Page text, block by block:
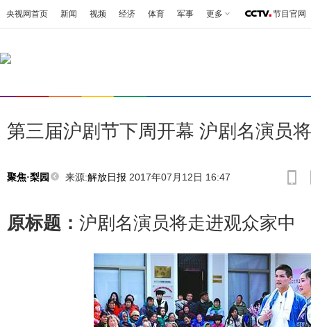
央视网首页 新闻 视频 经济 体育 军事 更多 节目官网
第三届沪剧节下周开幕 沪剧名演员
聚焦·梨园 来源:解放日报 2017年07月12日 16:47
原标题： 沪剧名演员将走进观众家中